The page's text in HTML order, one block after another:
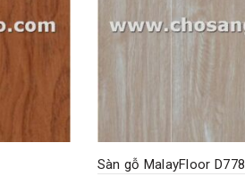
Sàn gỗ MalayFloor D778